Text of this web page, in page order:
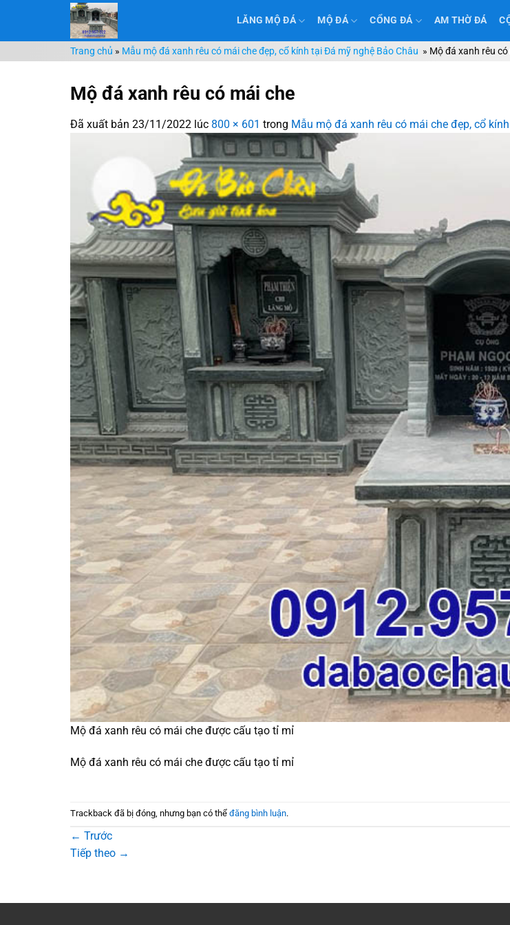
nội
dung
LĂNG MỘ ĐÁ MỘ ĐÁ CỔNG ĐÁ AM THỜ ĐÁ
Trang chủ » Mẫu mộ đá xanh rêu có mái che đẹp, cổ kính tại Đá mỹ nghệ Bảo Châu » Mộ đá xanh rêu
Mộ đá xanh rêu có mái che
Đã xuất bản 23/11/2022 lúc 800 × 601 trong Mẫu mộ đá xanh rêu có mái che đẹp, cổ
Mộ đá xanh rêu có mái che được cấu tạo tỉ mỉ
Mộ đá xanh rêu có mái che được cấu tạo tỉ mỉ
Trackback đã bị đóng, nhưng bạn có thể đăng bình luận.
← Trước
Tiếp theo →